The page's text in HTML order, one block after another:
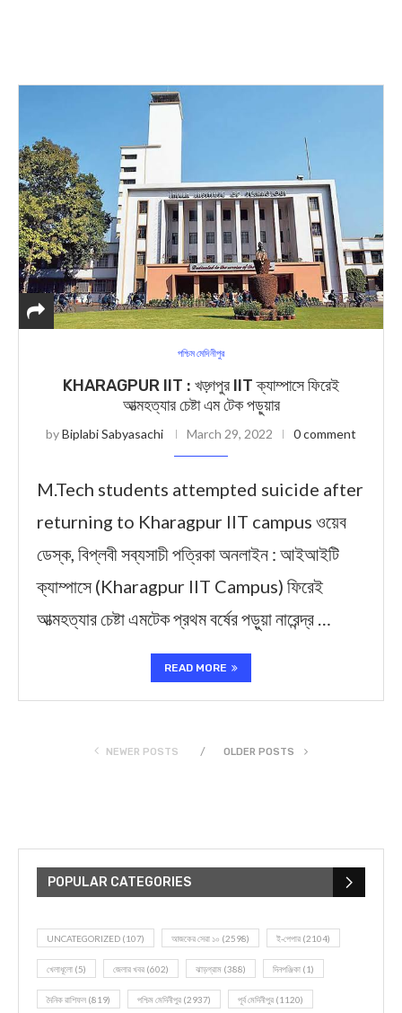
পশ্চিম মেদিনীপুর
KHARAGPUR IIT : খড়্গপুর IIT ক্যাম্পাসে ফিরেই
আত্মহত্যার চেষ্টা এম টেক পড়ুয়ার
byBiplabi Sabyasachi March 29, 2022 0 comment
M.Tech students attempted suicide after
returning to Kharagpur IIT campus ওয়েব
ডেস্ক, বিপ্লবী সব্যসাচী পত্রিকা অনলাইন : আইআইটি
ক্যাম্পাসে (Kharagpur IIT Campus) ফিরেই
আত্মহত্যার চেষ্টা এমটেক প্রথম বর্ষের পড়ুয়া নারেন্দ্র …
READ MORE
NEWER POSTS OLDER POSTS
POPULAR CATEGORIES
UNCATEGORIZED (107) আজকের সেরা ১০ (2598) ই-পেপার (2104)
খেলাধূলো (5) জেলার খবর (602) ঝাড়গ্রাম (388) দিনপঞ্জিকা (1)
দৈনিক রাশিফল (819) পশ্চিম মেদিনীপুর (2937) পূর্ব মেদিনীপুর (1120)